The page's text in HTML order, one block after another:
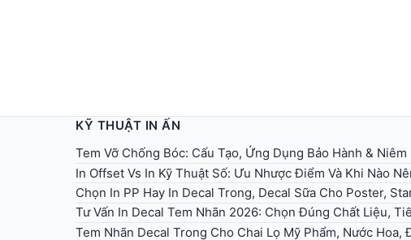
KỸ THUẬT IN ẤN
Tem Vỡ Chống Bóc: Cấu Tạo, Ứng Dụng Bảo Hành & Niêm
In Offset Vs In Kỹ Thuật Số: Ưu Nhược Điểm Và Khi Nào
Chọn In PP Hay In Decal Trong, Decal Sữa Cho Poster,
Tư Vấn In Decal Tem Nhãn 2026: Chọn Đúng Chất Liệu,
Tem Nhãn Decal Trong Cho Chai Lọ Mỹ Phẩm, Nước Hoa,